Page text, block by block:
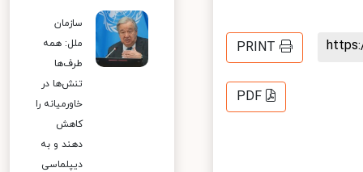
PRINT
PDF
سازمان
ملل: همه
طرف‌ها
تنش‌ها در
خاورمیانه را
کاهش
دهند و به
دیپلماسی